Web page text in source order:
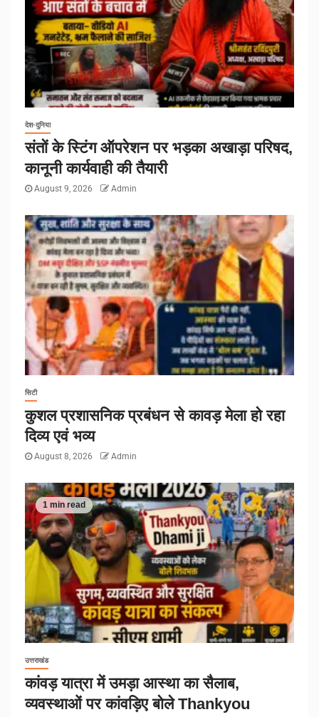
देश-दुनिया
संतों के स्टिंग ऑपरेशन पर भड़का अखाड़ा परिषद,
कानूनी कार्यवाही की तैयारी
August 9, 2026 Admin
सिटी
कुशल प्रशासनिक प्रबंधन से कावड़ मेला हो रहा
दिव्य एवं भव्य
August 8, 2026 Admin
1 min read
उत्तराखंड
कांवड़ यात्रा में उमड़ा आस्था का सैलाब,
व्यवस्थाओं पर कांवड़िए बोले Thankyou